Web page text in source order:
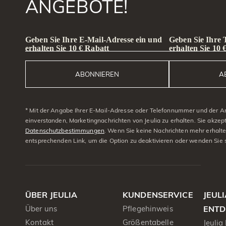
ANGEBOTE!
Geben Sie Ihre E-Mail-Adresse ein und
erhalten Sie 10 € Rabatt
ABONNIEREN
Geben Sie Ihre
erhalten Sie 10
* Mit der Angabe Ihrer E-Mail-Adresse oder Telefonnummer und der
einverstanden, Marketingnachrichten von Jeulia zu erhalten. Sie
Datenschutzbestimmungen. Wenn Sie keine Nachrichten mehr
entsprechenden Link, um die Option zu deaktivieren oder wenden Sie
ÜBER JEULIA
Über uns
Kontakt
KUNDENSERVICE
Pflegehinweis
Größentabelle
Jeulia